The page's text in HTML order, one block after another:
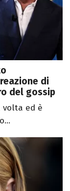
di
del gossip
volta ed è